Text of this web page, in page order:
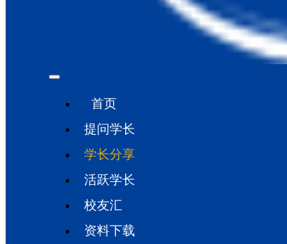
首页
提问学长
学长分享
活跃学长
校友汇
资料下载